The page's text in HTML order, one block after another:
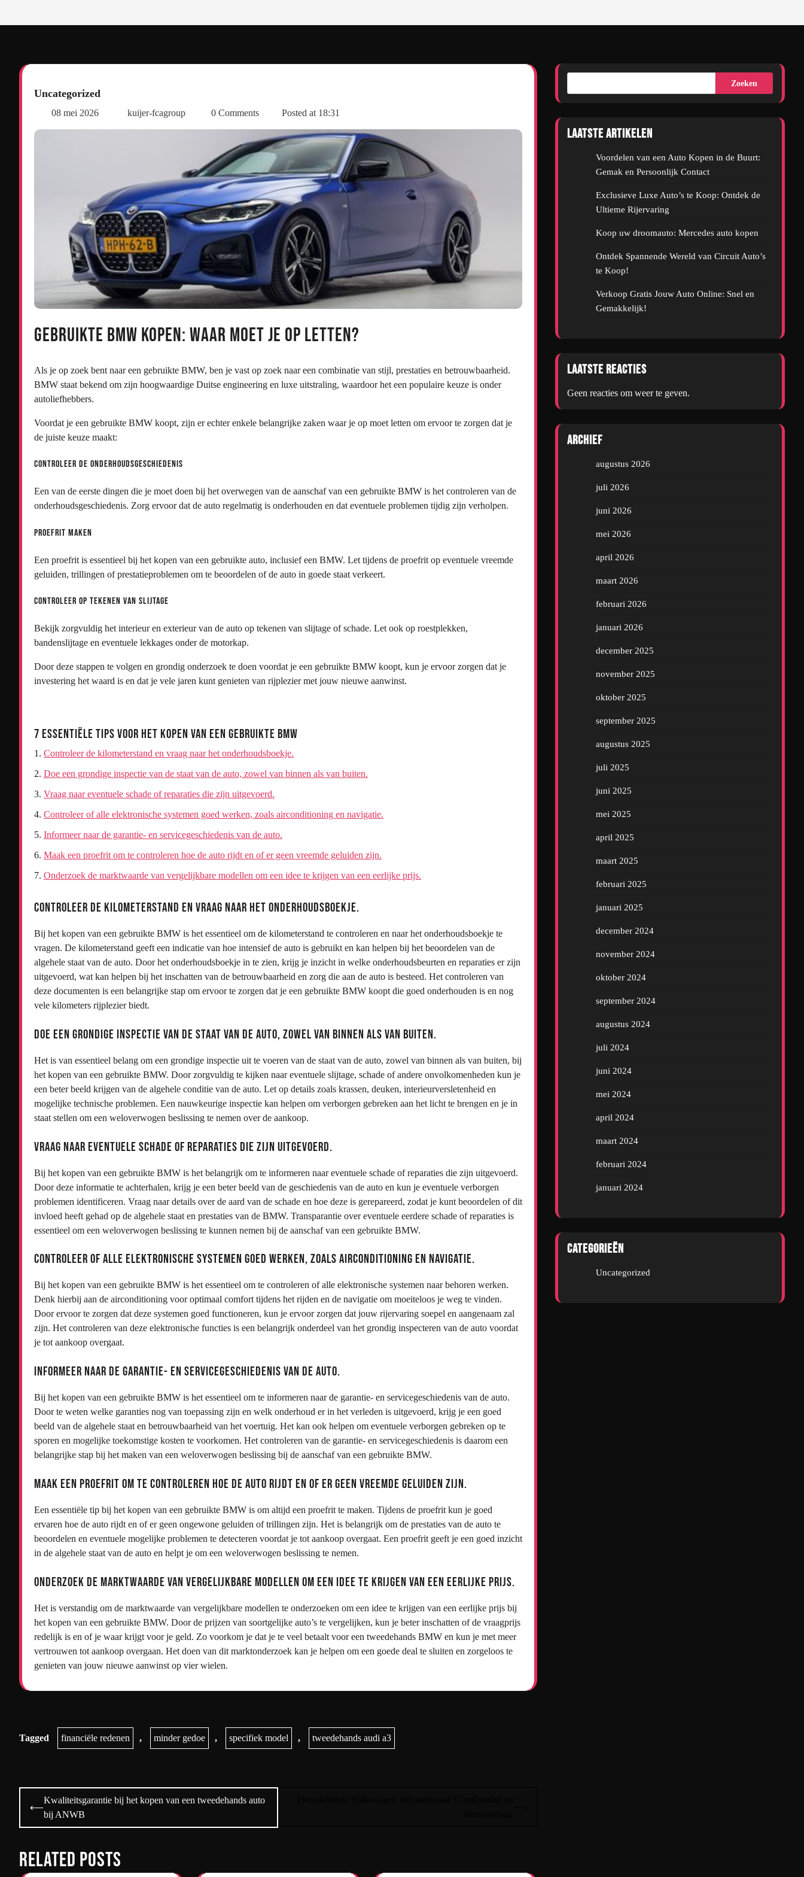
Uncategorized
08 mei 2026 kuijer-fcagroup 0 Comments Posted at 18:31
Gebruikte BMW kopen: Waar moet je op letten?
Als je op zoek bent naar een gebruikte BMW, ben je vast op zoek naar een combinatie van stijl, prestaties en betrouwbaarheid.
BMW staat bekend om zijn hoogwaardige Duitse engineering en luxe uitstraling, waardoor het een populaire keuze is onder
autoliefhebbers.
Voordat je een gebruikte BMW koopt, zijn er echter enkele belangrijke zaken waar je op moet letten om ervoor te zorgen dat je
de juiste keuze maakt:
Controleer de onderhoudsgeschiedenis
Een van de eerste dingen die je moet doen bij het overwegen van de aanschaf van een gebruikte BMW is het controleren van de
onderhoudsgeschiedenis. Zorg ervoor dat de auto regelmatig is onderhouden en dat eventuele problemen tijdig zijn verholpen.
Proefrit maken
Een proefrit is essentieel bij het kopen van een gebruikte auto, inclusief een BMW. Let tijdens de proefrit op eventuele vreemde
geluiden, trillingen of prestatieproblemen om te beoordelen of de auto in goede staat verkeert.
Controleer op tekenen van slijtage
Bekijk zorgvuldig het interieur en exterieur van de auto op tekenen van slijtage of schade. Let ook op roestplekken,
bandenslijtage en eventuele lekkages onder de motorkap.
Door deze stappen te volgen en grondig onderzoek te doen voordat je een gebruikte BMW koopt, kun je ervoor zorgen dat je
investering het waard is en dat je vele jaren kunt genieten van rijplezier met jouw nieuwe aanwinst.
7 Essentiële Tips voor het Kopen van een Gebruikte BMW
Controleer de kilometerstand en vraag naar het onderhoudsboekje.
Doe een grondige inspectie van de staat van de auto, zowel van binnen als van buiten.
Vraag naar eventuele schade of reparaties die zijn uitgevoerd.
Controleer of alle elektronische systemen goed werken, zoals airconditioning en navigatie.
Informeer naar de garantie- en servicegeschiedenis van de auto.
Maak een proefrit om te controleren hoe de auto rijdt en of er geen vreemde geluiden zijn.
Onderzoek de marktwaarde van vergelijkbare modellen om een ​​idee te krijgen van een eerlijke prijs.
Controleer de kilometerstand en vraag naar het onderhoudsboekje.
Bij het kopen van een gebruikte BMW is het essentieel om de kilometerstand te controleren en naar het onderhoudsboekje te
vragen. De kilometerstand geeft een indicatie van hoe intensief de auto is gebruikt en kan helpen bij het beoordelen van de
algehele staat van de auto. Door het onderhoudsboekje in te zien, krijg je inzicht in welke onderhoudsbeurten en reparaties er zijn
uitgevoerd, wat kan helpen bij het inschatten van de betrouwbaarheid en zorg die aan de auto is besteed. Het controleren van
deze documenten is een belangrijke stap om ervoor te zorgen dat je een gebruikte BMW koopt die goed onderhouden is en nog
vele kilometers rijplezier biedt.
Doe een grondige inspectie van de staat van de auto, zowel van binnen als van buiten.
Het is van essentieel belang om een grondige inspectie uit te voeren van de staat van de auto, zowel van binnen als van buiten, bij
het kopen van een gebruikte BMW. Door zorgvuldig te kijken naar eventuele slijtage, schade of andere onvolkomenheden kun je
een beter beeld krijgen van de algehele conditie van de auto. Let op details zoals krassen, deuken, interieurversletenheid en
mogelijke technische problemen. Een nauwkeurige inspectie kan helpen om verborgen gebreken aan het licht te brengen en je in
staat stellen om een weloverwogen beslissing te nemen over de aankoop.
Vraag naar eventuele schade of reparaties die zijn uitgevoerd.
Bij het kopen van een gebruikte BMW is het belangrijk om te informeren naar eventuele schade of reparaties die zijn uitgevoerd.
Door deze informatie te achterhalen, krijg je een beter beeld van de geschiedenis van de auto en kun je eventuele verborgen
problemen identificeren. Vraag naar details over de aard van de schade en hoe deze is gerepareerd, zodat je kunt beoordelen of dit
invloed heeft gehad op de algehele staat en prestaties van de BMW. Transparantie over eventuele eerdere schade of reparaties is
essentieel om een weloverwogen beslissing te kunnen nemen bij de aanschaf van een gebruikte BMW.
Controleer of alle elektronische systemen goed werken, zoals airconditioning en navigatie.
Bij het kopen van een gebruikte BMW is het essentieel om te controleren of alle elektronische systemen naar behoren werken.
Denk hierbij aan de airconditioning voor optimaal comfort tijdens het rijden en de navigatie om moeiteloos je weg te vinden.
Door ervoor te zorgen dat deze systemen goed functioneren, kun je ervoor zorgen dat jouw rijervaring soepel en aangenaam zal
zijn. Het controleren van deze elektronische functies is een belangrijk onderdeel van het grondig inspecteren van de auto voordat
je tot aankoop overgaat.
Informeer naar de garantie- en servicegeschiedenis van de auto.
Bij het kopen van een gebruikte BMW is het essentieel om te informeren naar de garantie- en servicegeschiedenis van de auto.
Door te weten welke garanties nog van toepassing zijn en welk onderhoud er in het verleden is uitgevoerd, krijg je een goed
beeld van de algehele staat en betrouwbaarheid van het voertuig. Het kan ook helpen om eventuele verborgen gebreken op te
sporen en mogelijke toekomstige kosten te voorkomen. Het controleren van de garantie- en servicegeschiedenis is daarom een
belangrijke stap bij het maken van een weloverwogen beslissing bij de aanschaf van een gebruikte BMW.
Maak een proefrit om te controleren hoe de auto rijdt en of er geen vreemde geluiden zijn.
Een essentiële tip bij het kopen van een gebruikte BMW is om altijd een proefrit te maken. Tijdens de proefrit kun je goed
ervaren hoe de auto rijdt en of er geen ongewone geluiden of trillingen zijn. Het is belangrijk om de prestaties van de auto te
beoordelen en eventuele mogelijke problemen te detecteren voordat je tot aankoop overgaat. Een proefrit geeft je een goed inzicht
in de algehele staat van de auto en helpt je om een weloverwogen beslissing te nemen.
Onderzoek de marktwaarde van vergelijkbare modellen om een ​​idee te krijgen van een eerlijke prijs.
Het is verstandig om de marktwaarde van vergelijkbare modellen te onderzoeken om een idee te krijgen van een eerlijke prijs bij
het kopen van een gebruikte BMW. Door de prijzen van soortgelijke auto’s te vergelijken, kun je beter inschatten of de vraagprijs
redelijk is en of je waar krijgt voor je geld. Zo voorkom je dat je te veel betaalt voor een tweedehands BMW en kun je met meer
vertrouwen tot aankoop overgaan. Het doen van dit marktonderzoek kan je helpen om een goede deal te sluiten en zorgeloos te
genieten van jouw nieuwe aanwinst op vier wielen.
Tagged financiële redenen , minder gedoe , specifiek model , tweedehands audi a3
Bericht
navigatie
⟵
Kwaliteitsgarantie bij het kopen van een tweedehands auto
bij ANWB
Related Posts
Zoeken
Laatste artikelen
Voordelen van een Auto Kopen in de Buurt:
Gemak en Persoonlijk Contact
Exclusieve Luxe Auto’s te Koop: Ontdek de
Ultieme Rijervaring
Koop uw droomauto: Mercedes auto kopen
Ontdek Spannende Wereld van Circuit Auto’s
te Koop!
Verkoop Gratis Jouw Auto Online: Snel en
Gemakkelijk!
Laatste reacties
Geen reacties om weer te geven.
Archief
augustus 2026
juli 2026
juni 2026
mei 2026
april 2026
maart 2026
februari 2026
januari 2026
december 2025
november 2025
oktober 2025
september 2025
augustus 2025
juli 2025
juni 2025
mei 2025
april 2025
maart 2025
februari 2025
januari 2025
december 2024
november 2024
oktober 2024
september 2024
augustus 2024
juli 2024
juni 2024
mei 2024
april 2024
maart 2024
februari 2024
januari 2024
Categorieën
Uncategorized